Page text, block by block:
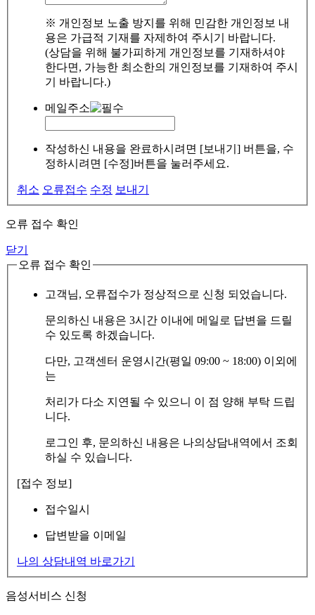
※ 개인정보 노출 방지를 위해 민감한 개인정보 내
용은 가급적 기재를 자제하여 주시기 바랍니다.
(상담을 위해 불가피하게 개인정보를 기재하셔야
한다면, 가능한 최소한의 개인정보를 기재하여 주시
기 바랍니다.)
메일주소
작성하신 내용을 완료하시려면 [보내기] 버튼을, 수
정하시려면 [수정]버튼을 눌러주세요.
취소 오류접수 수정 보내기
오류 접수 확인
닫기
오류 접수 확인
고객님, 오류접수가 정상적으로 신청 되었습니다.
문의하신 내용은 3시간 이내에 메일로 답변을 드릴
수 있도록 하겠습니다.
다만, 고객센터 운영시간(평일 09:00 ~ 18:00) 이외에
는
처리가 다소 지연될 수 있으니 이 점 양해 부탁 드립
니다.
로그인 후, 문의하신 내용은 나의상담내역에서 조회
하실 수 있습니다.
[접수 정보]
접수일시
답변받을 이메일
나의 상담내역 바로가기
음성서비스 신청